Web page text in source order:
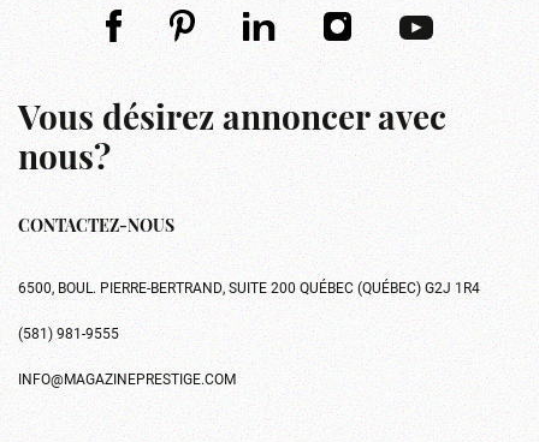
Vous désirez annoncer avec
nous?
CONTACTEZ-NOUS
6500, BOUL. PIERRE-BERTRAND, SUITE 200 QUÉBEC (QUÉBEC) G2J 1R4
(581) 981-9555
INFO@MAGAZINEPRESTIGE.COM